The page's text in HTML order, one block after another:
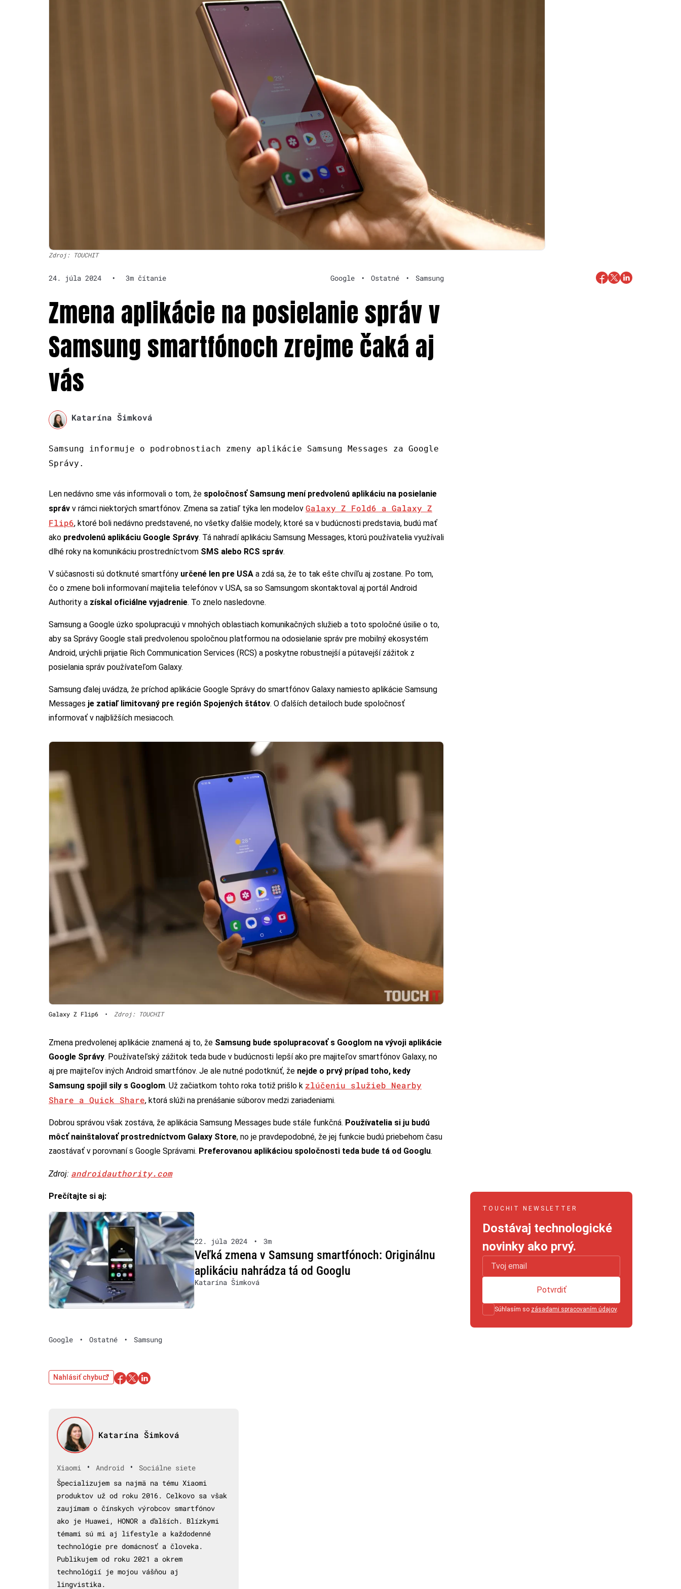
Zdroj: TOUCHIT
24. júla 2024 • 3m čítanie Google • Ostatné • Samsung
Zmena aplikácie na posielanie správ v
Samsung smartfónoch zrejme čaká aj
vás
Katarína Šimková
Samsung informuje o podrobnostiach zmeny aplikácie Samsung Messages za Google
Správy.
Len nedávno sme vás informovali o tom, že spoločnosť Samsung mení predvolenú aplikáciu na posielanie
správ v rámci niektorých smartfónov. Zmena sa zatiaľ týka len modelov Galaxy Z Fold6 a Galaxy Z
Flip6, ktoré boli nedávno predstavené, no všetky ďalšie modely, ktoré sa v budúcnosti predstavia, budú mať
ako predvolenú aplikáciu Google Správy. Tá nahradí aplikáciu Samsung Messages, ktorú používatelia využívali
dlhé roky na komunikáciu prostredníctvom SMS alebo RCS správ.
V súčasnosti sú dotknuté smartfóny určené len pre USA a zdá sa, že to tak ešte chvíľu aj zostane. Po tom,
čo o zmene boli informovaní majitelia telefónov v USA, sa so Samsungom skontaktoval aj portál Android
Authority a získal oficiálne vyjadrenie. To znelo nasledovne.
Samsung a Google úzko spolupracujú v mnohých oblastiach komunikačných služieb a toto spoločné úsilie o to,
aby sa Správy Google stali predvolenou spoločnou platformou na odosielanie správ pre mobilný ekosystém
Android, urýchli prijatie Rich Communication Services (RCS) a poskytne robustnejší a pútavejší zážitok z
posielania správ používateľom Galaxy.
Samsung ďalej uvádza, že príchod aplikácie Google Správy do smartfónov Galaxy namiesto aplikácie Samsung
Messages je zatiaľ limitovaný pre región Spojených štátov. O ďalších detailoch bude spoločnosť
informovať v najbližších mesiacoch.
Galaxy Z Flip6 • Zdroj: TOUCHIT
Zmena predvolenej aplikácie znamená aj to, že Samsung bude spolupracovať s Googlom na vývoji aplikácie
Google Správy. Používateľský zážitok teda bude v budúcnosti lepší ako pre majiteľov smartfónov Galaxy, no
aj pre majiteľov iných Android smartfónov. Je ale nutné podotknúť, že nejde o prvý prípad toho, kedy
Samsung spojil sily s Googlom. Už začiatkom tohto roka totiž prišlo k zlúčeniu služieb Nearby
Share a Quick Share, ktorá slúži na prenášanie súborov medzi zariadeniami.
Dobrou správou však zostáva, že aplikácia Samsung Messages bude stále funkčná. Používatelia si ju budú
môcť nainštalovať prostredníctvom Galaxy Store, no je pravdepodobné, že jej funkcie budú priebehom času
zaostávať v porovnaní s Google Správami. Preferovanou aplikáciou spoločnosti teda bude tá od Googlu.
Zdroj: androidauthority.com
Prečítajte si aj:
22. júla 2024 • 3m
Veľká zmena v Samsung smartfónoch: Originálnu
aplikáciu nahrádza tá od Googlu
Katarína Šimková
Google • Ostatné • Samsung
Nahlásiť chybu
Katarína Šimková
Xiaomi • Android •
Sociálne siete
Špecializujem sa najmä na tému Xiaomi
produktov už od roku 2016. Celkovo sa však
zaujímam o čínskych výrobcov smartfónov
ako je Huawei, HONOR a ďalších. Blízkymi
témami sú mi aj lifestyle a každodenné
technológie pre domácnosť a človeka.
Publikujem od roku 2021 a okrem
technológií je mojou vášňou aj
lingvistika.
TOUCHIT NEWSLETTER
Dostávaj technologické
novinky ako prvý.
Súhlasím so zásadami spracovaním údajov.
Potvrdiť